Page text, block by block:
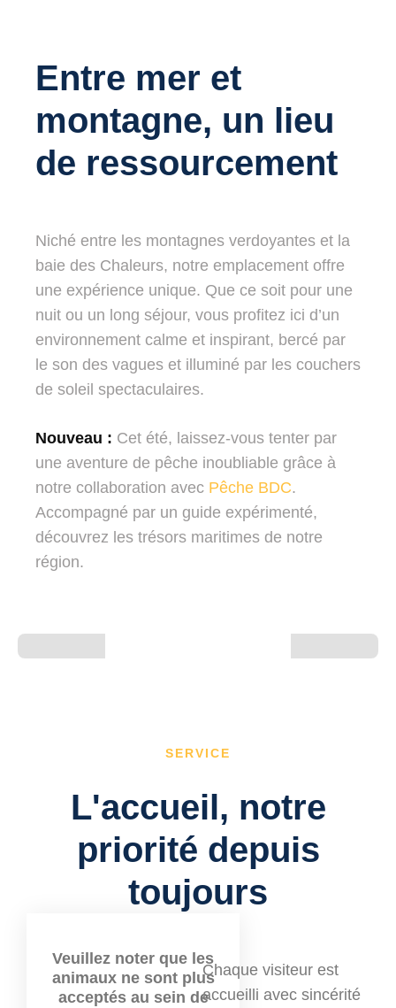
Entre mer et
montagne, un lieu
de ressourcement
Niché entre les montagnes verdoyantes et la
baie des Chaleurs, notre emplacement offre
une expérience unique. Que ce soit pour une
nuit ou un long séjour, vous profitez ici d’un
environnement calme et inspirant, bercé par
le son des vagues et illuminé par les couchers
de soleil spectaculaires.
Nouveau : Cet été, laissez-vous tenter par
une aventure de pêche inoubliable grâce à
notre collaboration avec Pêche BDC.
Accompagné par un guide expérimenté,
découvrez les trésors maritimes de notre
région.
SERVICE
L'accueil, notre
priorité depuis
toujours
Veuillez noter que les
animaux ne sont plus
acceptés au sein de
Chaque visiteur est
accueilli avec sincérité